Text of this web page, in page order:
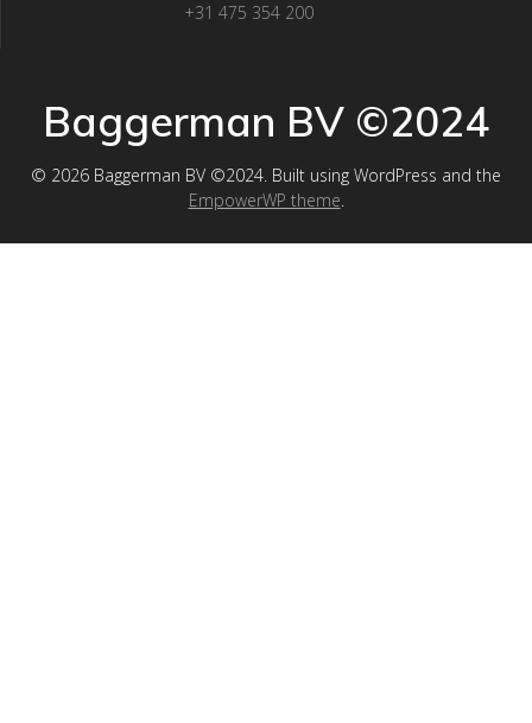
+31 475 354 200
Baggerman BV ©2024
© 2026 Baggerman BV ©2024. Built using WordPress and the
EmpowerWP theme.